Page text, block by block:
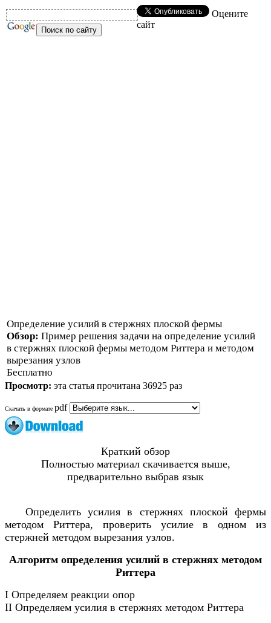
Оцените
сайт
Определение усилий в стержнях плоской фермы
Обзор: Пример решения задачи на определение усилий
в стержнях плоской фермы методом Риттера и методом
вырезания узлов
Бесплатно
Просмотр: эта статья прочитана 36925 раз
Скачать в формате pdf
Краткий обзор
Полностью материал скачивается выше,
предварительно выбрав язык
Определить усилия в стержнях плоской фермы
методом Риттера, проверить усилие в одном из
стержней методом вырезания узлов.
Алгоритм определения усилий в стержнях методом
Риттера
І Определяем реакции опор
ІІ Определяем усилия в стержнях методом Риттера